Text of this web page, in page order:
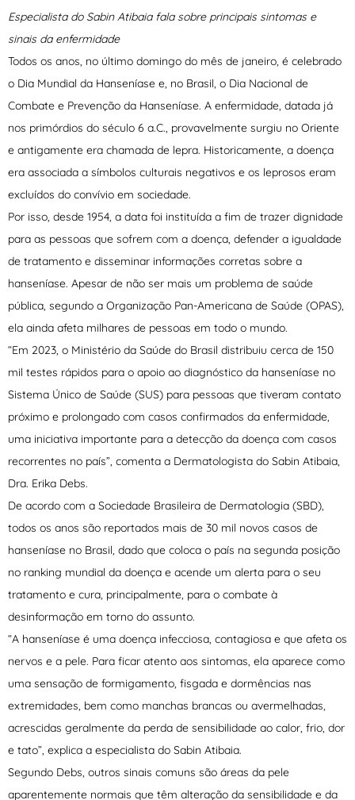
Especialista do Sabin Atibaia fala sobre principais sintomas e
sinais da enfermidade
Todos os anos, no último domingo do mês de janeiro, é celebrado
o Dia Mundial da Hanseníase e, no Brasil, o Dia Nacional de
Combate e Prevenção da Hanseníase. A enfermidade, datada já
nos primórdios do século 6 a.C., provavelmente surgiu no Oriente
e antigamente era chamada de lepra. Historicamente, a doença
era associada a símbolos culturais negativos e os leprosos eram
excluídos do convívio em sociedade.
Por isso, desde 1954, a data foi instituída a fim de trazer dignidade
para as pessoas que sofrem com a doença, defender a igualdade
de tratamento e disseminar informações corretas sobre a
hanseníase. Apesar de não ser mais um problema de saúde
pública, segundo a Organização Pan-Americana de Saúde (OPAS),
ela ainda afeta milhares de pessoas em todo o mundo.
“Em 2023, o Ministério da Saúde do Brasil distribuiu cerca de 150
mil testes rápidos para o apoio ao diagnóstico da hanseníase no
Sistema Único de Saúde (SUS) para pessoas que tiveram contato
próximo e prolongado com casos confirmados da enfermidade,
uma iniciativa importante para a detecção da doença com casos
recorrentes no país”, comenta a Dermatologista do Sabin Atibaia,
Dra. Erika Debs.
De acordo com a Sociedade Brasileira de Dermatologia (SBD),
todos os anos são reportados mais de 30 mil novos casos de
hanseníase no Brasil, dado que coloca o país na segunda posição
no ranking mundial da doença e acende um alerta para o seu
tratamento e cura, principalmente, para o combate à
desinformação em torno do assunto.
“A hanseníase é uma doença infecciosa, contagiosa e que afeta os
nervos e a pele. Para ficar atento aos sintomas, ela aparece como
uma sensação de formigamento, fisgada e dormências nas
extremidades, bem como manchas brancas ou avermelhadas,
acrescidas geralmente da perda de sensibilidade ao calor, frio, dor
e tato”, explica a especialista do Sabin Atibaia.
Segundo Debs, outros sinais comuns são áreas da pele
aparentemente normais que têm alteração da sensibilidade e da